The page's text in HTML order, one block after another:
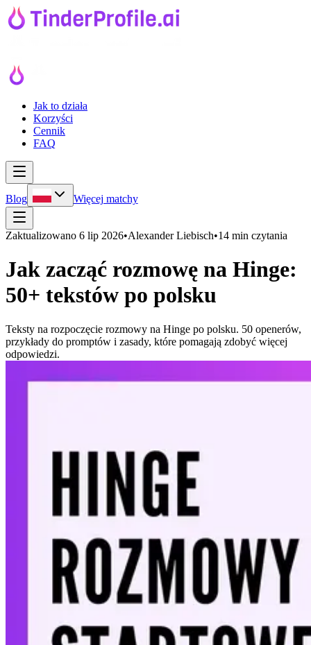
Jak to działa
Korzyści
Cennik
FAQ
Blog Więcej matchy
Zaktualizowano 6 lip 2026•Alexander Liebisch•14 min czytania
Jak zacząć rozmowę na Hinge:
50+ tekstów po polsku
Teksty na rozpoczęcie rozmowy na Hinge po polsku. 50 openerów,
przykłady do promptów i zasady, które pomagają zdobyć więcej
odpowiedzi.